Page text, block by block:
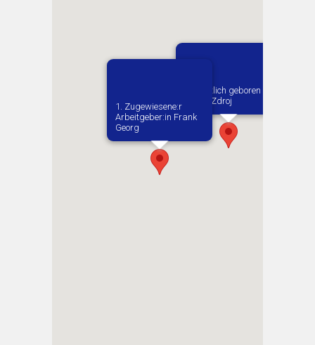
Vermutlich geboren in
Busko-Zdroj
1. Zugewiesene:r
Arbeitgeber:in​ Frank
Georg